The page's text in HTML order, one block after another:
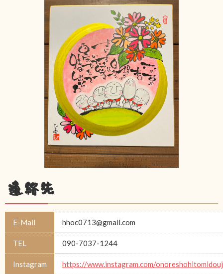
連絡先
E-Mail hhoc0713@gmail.com
TEL 090-7037-1244
Instagram https://www.instagram.com/